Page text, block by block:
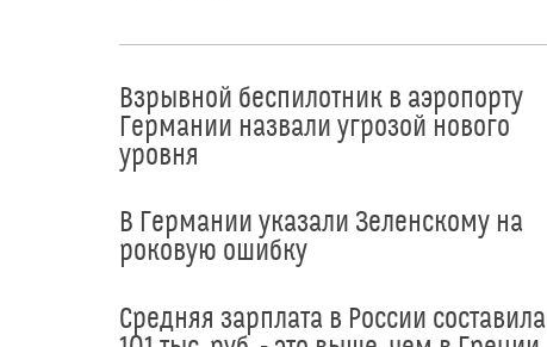
Взрывной беспилотник в аэропорту
Германии назвали угрозой нового
уровня
В Германии указали Зеленскому на
роковую ошибку
Средняя зарплата в России составила